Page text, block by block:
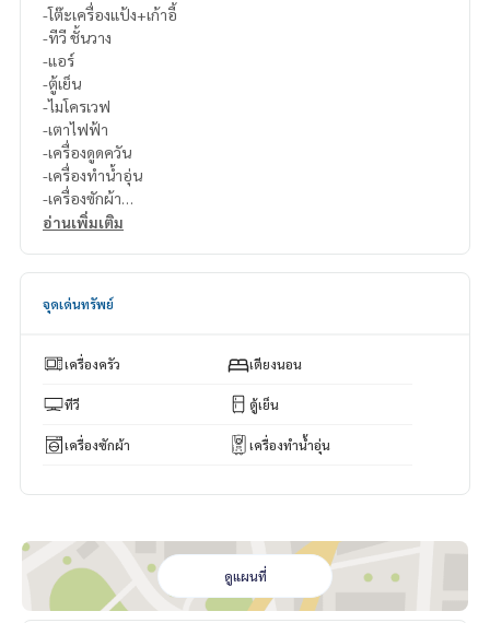
-โต๊ะเครื่องแป้ง+เก้าอี้
-ทีวี ชั้นวาง
-แอร์
-ตู้เย็น
-ไมโครเวฟ
-เตาไฟฟ้า
-เครื่องดูดควัน
-เครื่องทำน้ำอุ่น
-เครื่องซักผ้า
แอดมิน064-959-8900
perty.com
** รับฝาก ขาย-เช่า คอนโด บ้าน ที่ดิน และอสังหาริมทรัพย์ทุกชนิ
อ่านเพิ่มเติม
จุดเด่นทรัพย์
เครื่องครัว เตียงนอน
ทีวี ตู้เย็น
เครื่องซักผ้า เครื่องทำน้ำอุ่น
ดูแผนที่